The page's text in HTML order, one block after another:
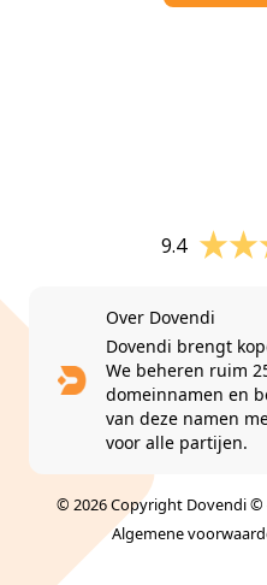
9.4
Over Dovendi
Dovendi brengt
We beheren ruim
domeinnamen en
van deze namen
voor alle partijen.
© 2026 Copyright Dovendi
Algemene